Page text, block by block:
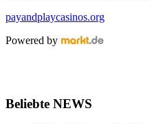
payandplaycasinos.org
Powered by
Beliebte NEWS